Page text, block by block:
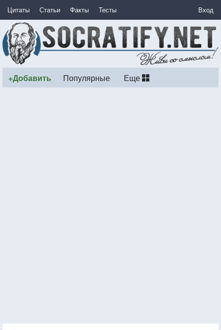
Цитаты Статьи Факты Тесты Вход
+Добавить Популярные Еще